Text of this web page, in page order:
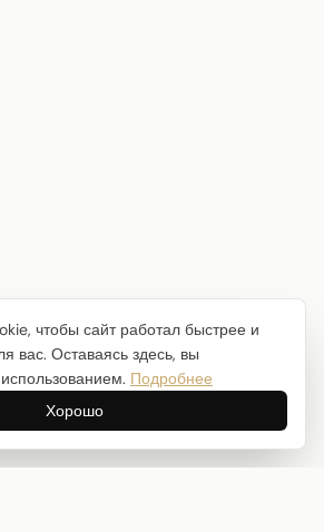
чтобы сайт работал быстрее и
вас. Оставаясь здесь, вы
Подробнее
Хорошо